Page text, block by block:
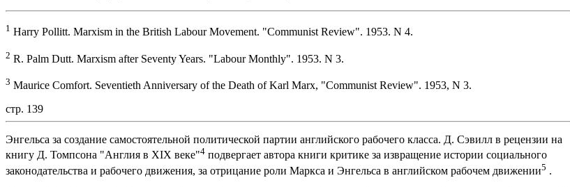
1 Harry Pollitt. Marxism in the British Labour Movement. "Communist Review". 1953. N 4.
2 R. Palm Dutt. Marxism after Seventy Years. "Labour Monthly". 1953. N 3.
3 Maurice Comfort. Seventieth Anniversary of the Death of Karl Marx, "Communist Review". 1953, N 3.
стр. 139
Энгельса за создание самостоятельной политической партии английского рабочего класса. Д. Сэвилл в рецензии на
книгу Д. Томпсона "Англия в XIX веке"4 подвергает автора книги критике за извращение истории социального
законодательства и рабочего движения, за отрицание роли Маркса и Энгельса в английском рабочем движении5 .